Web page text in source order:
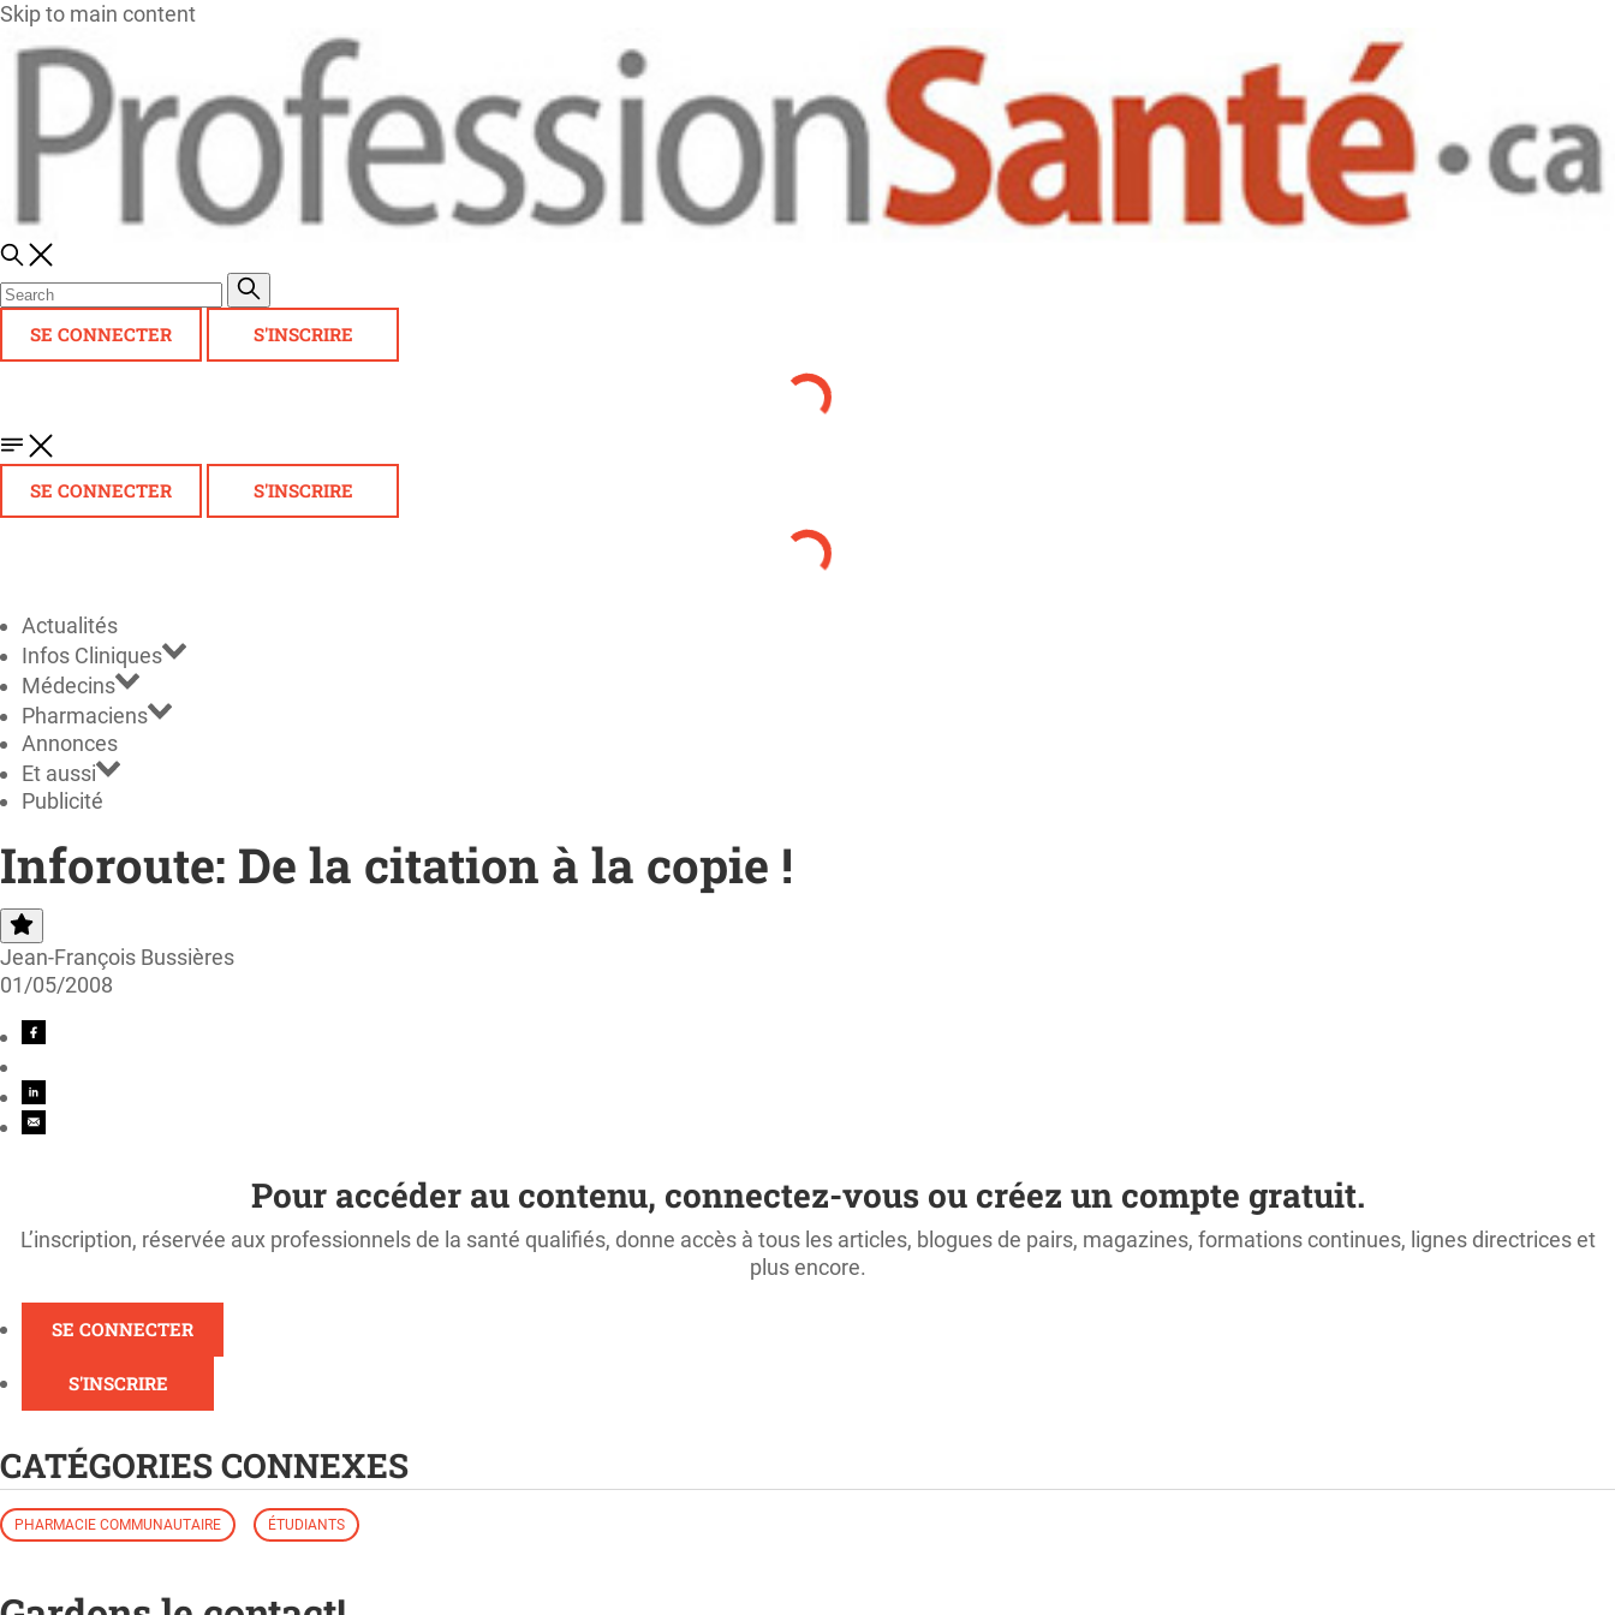
Skip to main content
SE CONNECTER S'INSCRIRE
SE CONNECTER S'INSCRIRE
Actualités
Infos Cliniques
Médecins
Pharmaciens
Annonces
Et aussi
Publicité
Inforoute: De la citation à la copie !
Jean-François Bussières
01/05/2008
Pour accéder au contenu, connectez-vous ou créez un compte gratuit.
L’inscription, réservée aux professionnels de la santé qualifiés, donne accès à tous les articles, blogues de pairs, magazines, formations continues, lignes directrices et
plus encore.
SE CONNECTER
S'INSCRIRE
CATÉGORIES CONNEXES
PHARMACIE COMMUNAUTAIRE ÉTUDIANTS